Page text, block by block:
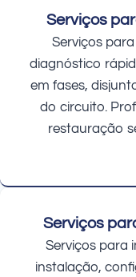
Serviços
Serviços
diagnóstico
em fases,
do circuito.
restauração
Serviços
Serviços para
instalação,